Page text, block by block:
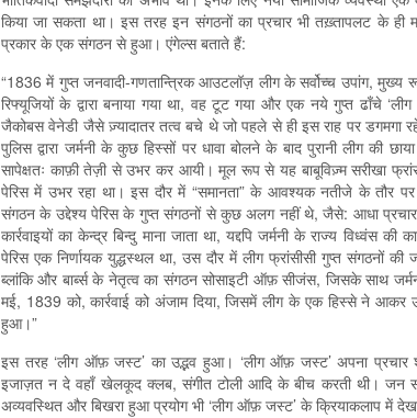
किया जा सकता था। इस तरह इन संगठनों का प्रचार भी तख़्तापलट के ही
प्रकार के एक संगठन से हुआ। एंगेल्स बताते हैं:
“1836 में गुप्त जनवादी-गणतान्त्रिक आउटलॉज़ लीग के सर्वोच्च उपांग, मुख्य
रिफ्यूजियों के द्वारा बनाया गया था, वह टूट गया और एक नये गुप्त ढाँचे
जैकोबस वेनेडी जैसे ज़्यादातर तत्व बचे थे जो पहले से ही इस राह पर डगमगा
पुलिस द्वारा जर्मनी के कुछ हिस्सों पर धावा बोलने के बाद पुरानी लीग की
सापेक्षतः काफ़ी तेज़ी से उभर कर आयी। मूल रूप से यह बाबूविज़्म सरीखा
पेरिस में उभर रहा था। इस दौर में “समानता” के आवश्यक नतीजे के तौर
संगठन के उद्देश्य पेरिस के गुप्त संगठनों से कुछ अलग नहीं थे, जैसे: आधा प्रचार
कार्रवाइयों का केन्द्र बिन्दु माना जाता था, यद्दपि जर्मनी के राज्य विध्वंस
पेरिस एक निर्णायक युद्धस्थल था, उस दौर में लीग फ्रांसीसी गुप्त संगठनों
ब्लांकि और बार्ब्स के नेतृत्व का संगठन सोसाइटी ऑफ़ सीजंस, जिसके साथ
मई, 1839 को, कार्रवाई को अंजाम दिया, जिसमें लीग के एक हिस्से ने आकर
हुआ।”
इस तरह ‘लीग ऑफ़ जस्ट’ का उद्भव हुआ। ‘लीग ऑफ़ जस्ट’ अपना प्रचार
इजाज़त न दे वहाँ खेलकूद क्लब, संगीत टोली आदि के बीच करती थी। जन
अव्यवस्थित और बिखरा हुआ प्रयोग भी ‘लीग ऑफ़ जस्ट’ के क्रियाकलाप में